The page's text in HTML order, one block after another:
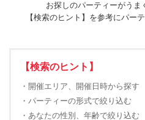
お探しのパーティーがうま
【検索のヒント】を参考にパー
【検索のヒント】
・開催エリア、開催日時から探す
・パーティーの形式で絞り込む
・あなたの性別、年齢で絞り込む